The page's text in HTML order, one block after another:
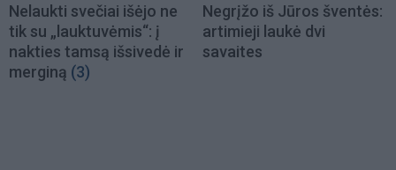
Nelaukti svečiai išėjo ne
tik su „lauktuvėmis“: į
nakties tamsą išsivedė ir
merginą (3)
Negrįžo iš Jūros šventės:
artimieji laukė dvi
savaites